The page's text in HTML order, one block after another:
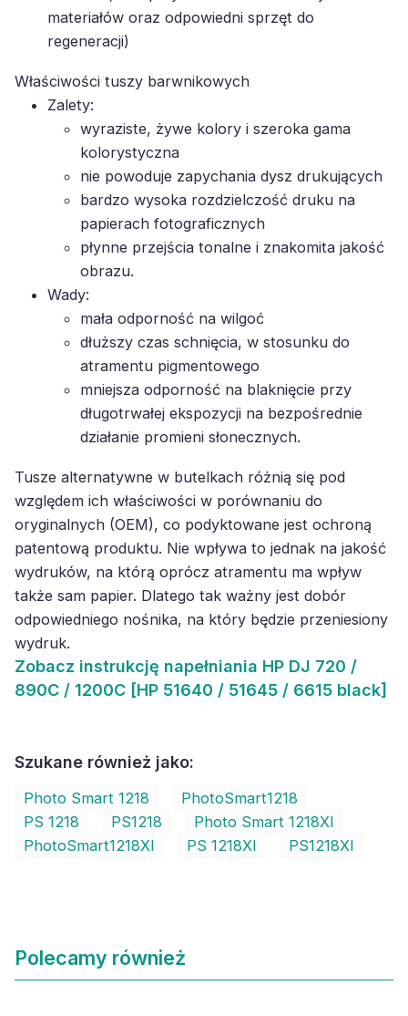
materiałów oraz odpowiedni sprzęt do
regeneracji)
Właściwości tuszy barwnikowych
Zalety:
wyraziste, żywe kolory i szeroka gama
kolorystyczna
nie powoduje zapychania dysz drukujących
bardzo wysoka rozdzielczość druku na
papierach fotograficznych
płynne przejścia tonalne i znakomita jakość
obrazu.
Wady:
mała odporność na wilgoć
dłuższy czas schnięcia, w stosunku do
atramentu pigmentowego
mniejsza odporność na blaknięcie przy
długotrwałej ekspozycji na bezpośrednie
działanie promieni słonecznych.
Tusze alternatywne w butelkach różnią się pod
względem ich właściwości w porównaniu do
oryginalnych (OEM), co podyktowane jest ochroną
patentową produktu. Nie wpływa to jednak na jakość
wydruków, na którą oprócz atramentu ma wpływ
także sam papier. Dlatego tak ważny jest dobór
odpowiedniego nośnika, na który będzie przeniesiony
wydruk.
Zobacz instrukcję napełniania HP DJ 720 /
890C / 1200C [HP 51640 / 51645 / 6615 black]
Szukane również jako:
Photo Smart 1218
PhotoSmart1218
PS 1218
PS1218
Photo Smart 1218XI
PhotoSmart1218XI
PS 1218XI PS1218XI
Polecamy również